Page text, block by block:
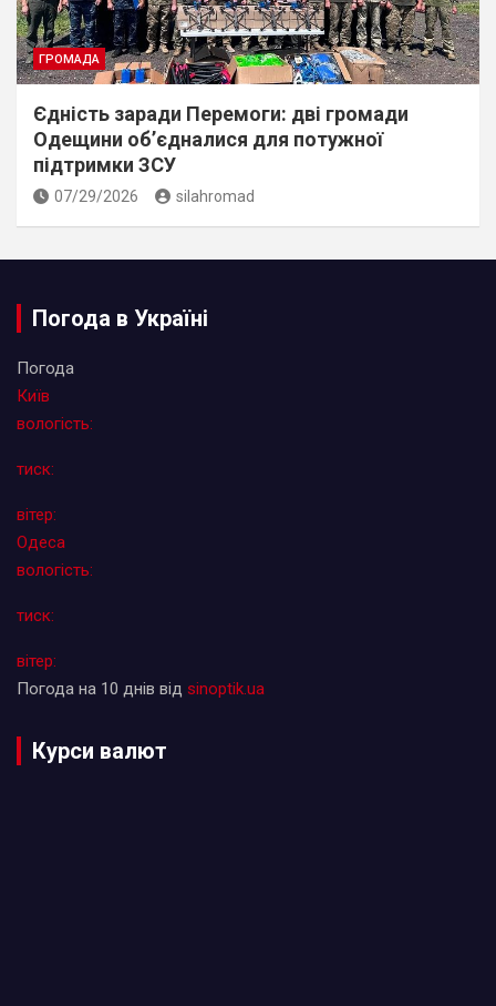
ГРОМАДА
Єдність заради Перемоги: дві громади
Одещини об’єдналися для потужної
підтримки ЗСУ
07/29/2026 silahromad
Погода в Україні
Погода
Київ
вологість:
тиск:
вітер:
Одеса
вологість:
тиск:
вітер:
Погода на 10 днів від sinoptik.ua
Курси валют